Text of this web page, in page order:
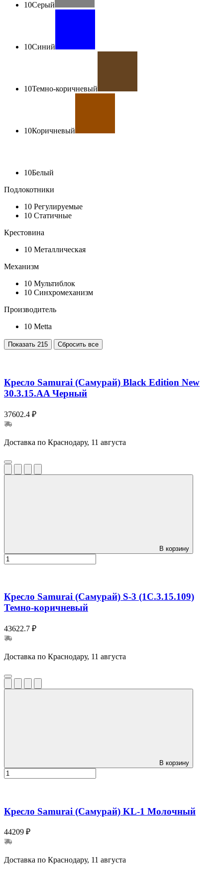
10Серый
10Синий
10Темно-коричневый
10Коричневый
10Белый
Подлокотники
10 Регулируемые
10 Статичные
Крестовина
10 Металлическая
Механизм
10 Мультиблок
10 Синхромеханизм
Производитель
10 Metta
Показать 215 Сбросить все
Кресло Samurai (Самурай) Black Edition New
30.3.15.AA Черный
37602.4 ₽
Доставка по Краснодару, 11 августа
В корзину
Кресло Samurai (Самурай) S-3 (1C.3.15.109)
Темно-коричневый
43622.7 ₽
Доставка по Краснодару, 11 августа
В корзину
Кресло Samurai (Самурай) KL-1 Молочный
44209 ₽
Доставка по Краснодару, 11 августа